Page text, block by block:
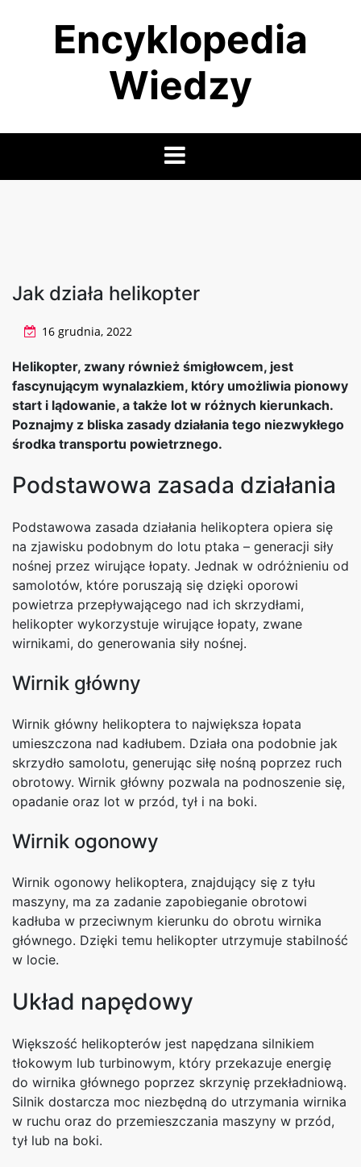
Encyklopedia
Wiedzy
Jak działa helikopter
16 grudnia, 2022
Helikopter, zwany również śmigłowcem, jest
fascynującym wynalazkiem, który umożliwia pionowy
start i lądowanie, a także lot w różnych kierunkach.
Poznajmy z bliska zasady działania tego niezwykłego
środka transportu powietrznego.
Podstawowa zasada działania
Podstawowa zasada działania helikoptera opiera się
na zjawisku podobnym do lotu ptaka – generacji siły
nośnej przez wirujące łopaty. Jednak w odróżnieniu od
samolotów, które poruszają się dzięki oporowi
powietrza przepływającego nad ich skrzydłami,
helikopter wykorzystuje wirujące łopaty, zwane
wirnikami, do generowania siły nośnej.
Wirnik główny
Wirnik główny helikoptera to największa łopata
umieszczona nad kadłubem. Działa ona podobnie jak
skrzydło samolotu, generując siłę nośną poprzez ruch
obrotowy. Wirnik główny pozwala na podnoszenie się,
opadanie oraz lot w przód, tył i na boki.
Wirnik ogonowy
Wirnik ogonowy helikoptera, znajdujący się z tyłu
maszyny, ma za zadanie zapobieganie obrotowi
kadłuba w przeciwnym kierunku do obrotu wirnika
głównego. Dzięki temu helikopter utrzymuje stabilność
w locie.
Układ napędowy
Większość helikopterów jest napędzana silnikiem
tłokowym lub turbinowym, który przekazuje energię
do wirnika głównego poprzez skrzynię przekładniową.
Silnik dostarcza moc niezbędną do utrzymania wirnika
w ruchu oraz do przemieszczania maszyny w przód,
tył lub na boki.